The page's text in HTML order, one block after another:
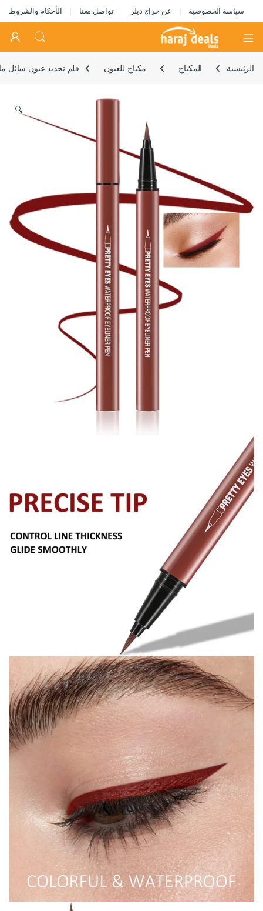
سياسة الخصوصية عن حراج ديلز تواصل معنا الأحكام والشروط
Open
الرئيسية المكياج مكياج للعيون قلم تحديد عيون سائل
🔍